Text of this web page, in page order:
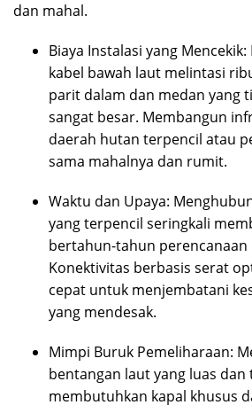
dan mahal.
Biaya Instalasi yang
kabel bawah laut melintasi
parit dalam dan medan yang
sangat besar. Membangun
daerah hutan terpencil atau
sama mahalnya dan rumit.
Waktu dan Upaya:
yang terpencil seringkali
bertahun-tahun
Konektivitas berbasis serat
cepat untuk menjembatani
yang mendesak.
Mimpi Buruk Pemeliharaan:
bentangan laut yang luas dan
membutuhkan kapal khusus